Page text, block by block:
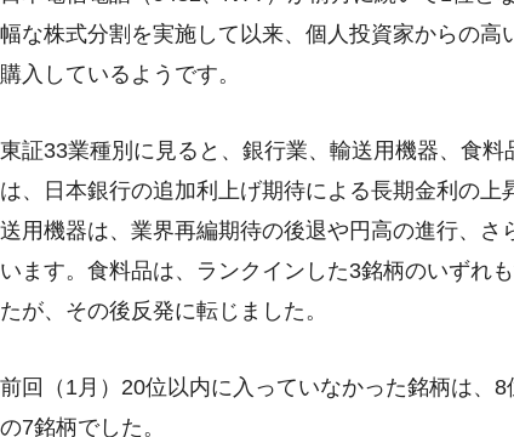
幅な株式分割を実施して以来、個人投資家からの
購入しているようです。
東証33業種別に見ると、銀行業、輸送用機器、食
は、日本銀行の追加利上げ期待による長期金利の
送用機器は、業界再編期待の後退や円高の進行、
います。食料品は、ランクインした3銘柄のいずれ
たが、その後反発に転じました。
前回（1月）20位以内に入っていなかった銘柄は、
の7銘柄でした。